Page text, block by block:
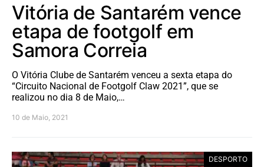
Vitória de Santarém vence
etapa de footgolf em
Samora Correia
O Vitória Clube de Santarém venceu a sexta etapa do
“Circuito Nacional de Footgolf Claw 2021”, que se
realizou no dia 8 de Maio,…
10 de Maio, 2021
DESPORTO